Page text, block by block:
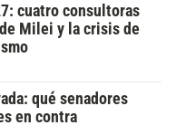
cuatro consultoras
Milei y la crisis de
qué senadores
en contra